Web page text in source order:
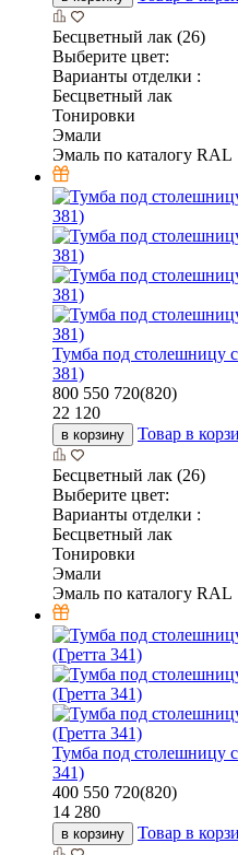
Бесцветный лак (26)
Выберите цвет:
Варианты отделки :
Бесцветный лак
Тонировки
Эмали
Эмаль по каталогу RAL
Тумба под столешницу
381)
800 550 720(820)
22 120
в корзину Товар в
Бесцветный лак (26)
Выберите цвет:
Варианты отделки :
Бесцветный лак
Тонировки
Эмали
Эмаль по каталогу RAL
Тумба под столешницу
341)
400 550 720(820)
14 280
в корзину Товар в